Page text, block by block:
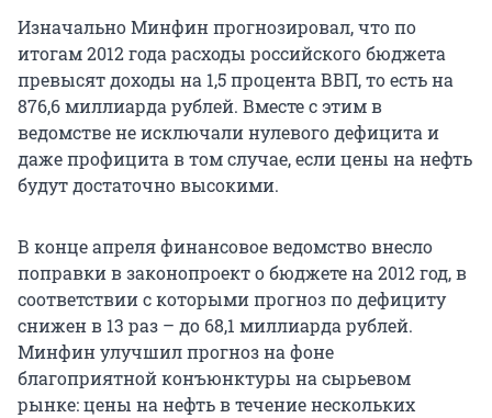
Изначально Минфин прогнозировал, что по
итогам 2012 года расходы российского бюджета
превысят доходы на 1,5 процента ВВП, то есть на
876,6 миллиарда рублей. Вместе с этим в
ведомстве не исключали нулевого дефицита и
даже профицита в том случае, если цены на нефть
будут достаточно высокими.
В конце апреля финансовое ведомство внесло
поправки в законопроект о бюджете на 2012 год, в
соответствии с которыми прогноз по дефициту
снижен в 13 раз – до 68,1 миллиарда рублей.
Минфин улучшил прогноз на фоне
благоприятной конъюнктуры на сырьевом
рынке: цены на нефть в течение нескольких